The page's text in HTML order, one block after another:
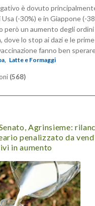
è dovuto
(-30%) e in Giappone (-
però un aumento degli
dove lo stop ai dazi e le
fanno ben
Latte e Formaggi
(568)
Agrinsieme:
penalizzato da
in aumento